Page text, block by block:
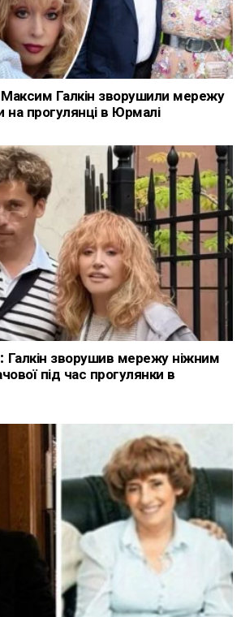
Галкін зворушили мережу
на прогулянці в Юрмалі
Галкін зворушив мережу ніжним
під час прогулянки в